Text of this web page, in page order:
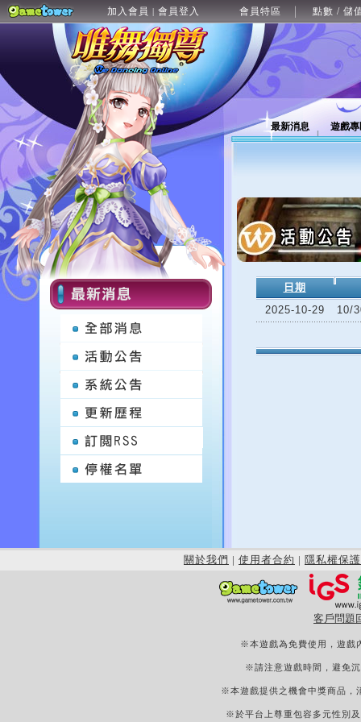
加入會員 | 會員登入 會員特區 點數 / 儲
最新消息 遊戲
日期
2025-10-29
10/
關於我們 | 使用者合約 | 隱私權保護
客戶問題
※本遊戲為免費使用，遊戲
※請注意遊戲時間，避免
※本遊戲提供之機會中獎商品，
※於平台上尊重包容多元性別